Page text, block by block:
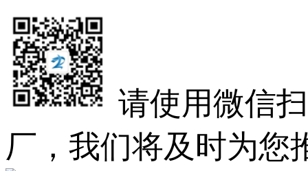
请使用微信
厂，我们将及时为您